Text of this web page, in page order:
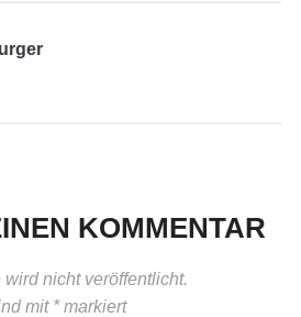
KOMMENTAR
nicht veröffentlicht.
mit *markiert